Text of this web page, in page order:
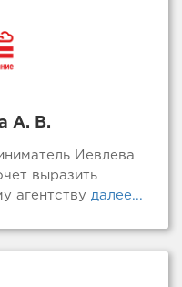
А. В.
Иевлева
выразить
агентству далее...